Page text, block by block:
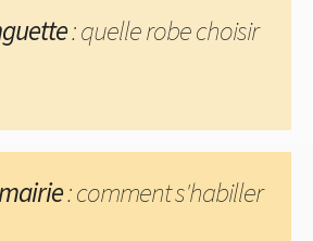
: quelle robe choisir
: comment s'habiller